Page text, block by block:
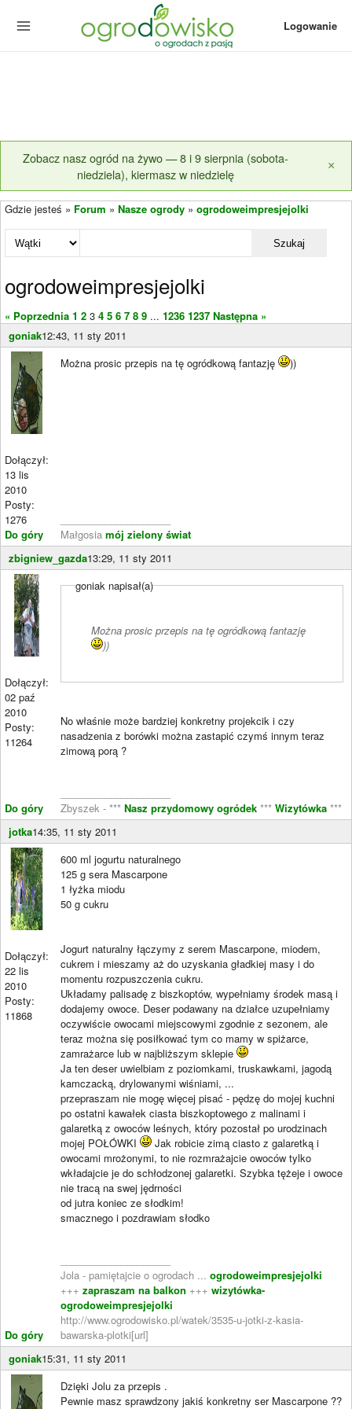
Logowanie
Zobacz nasz ogród na żywo — 8 i 9 sierpnia (sobota-
niedziela), kiermasz w niedzielę
×
Gdzie jesteś » Forum » Nasze ogrody » ogrodoweimpresjejolki
Szukaj
ogrodoweimpresjejolki
« Poprzednia 1 2 3 4 5 6 7 8 9 ... 1236 1237 Następna »
goniak12:43, 11 sty 2011
Dołączył:
13 lis
2010
Posty:
1276
Do góry
Można prosic przepis na tę ogródkową fantazję ))
Małgosia mój zielony świat
zbigniew_gazda13:29, 11 sty 2011
Dołączył:
02 paź
2010
Posty:
11264
Do góry
goniak napisał(a)
Można prosic przepis na tę ogródkową fantazję
))
No właśnie może bardziej konkretny projekcik i czy
nasadzenia z borówki można zastapić czymś innym teraz
zimową porą ?
Zbyszek - *** Nasz przydomowy ogródek *** Wizytówka ***
jotka14:35, 11 sty 2011
Dołączył:
22 lis
2010
Posty:
11868
Do góry
600 ml jogurtu naturalnego
125 g sera Mascarpone
1 łyżka miodu
50 g cukru
Jogurt naturalny łączymy z serem Mascarpone, miodem,
cukrem i mieszamy aż do uzyskania gładkiej masy i do
momentu rozpuszczenia cukru.
Układamy palisadę z biszkoptów, wypełniamy środek masą i
dodajemy owoce. Deser podawany na działce uzupełniamy
oczywiście owocami miejscowymi zgodnie z sezonem, ale
teraz można się posiłkować tym co mamy w spiżarce,
zamrażarce lub w najbliższym sklepie
Ja ten deser uwielbiam z poziomkami, truskawkami, jagodą
kamczacką, drylowanymi wiśniami, ...
przepraszam nie mogę więcej pisać - pędzę do mojej kuchni
po ostatni kawałek ciasta biszkoptowego z malinami i
galaretką z owoców leśnych, który pozostał po urodzinach
mojej POŁÓWKI
Jak robicie zimą ciasto z galaretką i
owocami mrożonymi, to nie rozmrażajcie owoców tylko
wkładajcie je do schłodzonej galaretki. Szybka tężeje i owoce
nie tracą na swej jędrności
od jutra koniec ze słodkim!
smacznego i pozdrawiam słodko
Jola - pamiętajcie o ogrodach ... ogrodoweimpresjejolki
+++ zapraszam na balkon +++ wizytówka-
ogrodoweimpresjejolki
http://www.ogrodowisko.pl/watek/3535-u-jotki-z-kasia-
bawarska-plotki[url]
goniak15:31, 11 sty 2011
Dzięki Jolu za przepis .
Pewnie masz sprawdzony jakiś konkretny ser Mascarpone ??